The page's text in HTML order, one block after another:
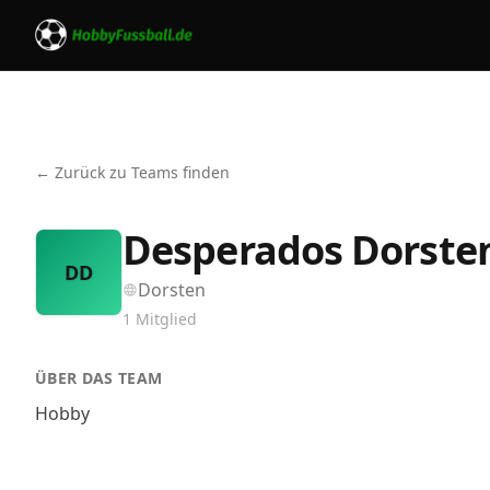
← Zurück zu Teams finden
DD Desperados
Dorsten
1 Mitglied
ÜBER DAS TEAM
Hobby